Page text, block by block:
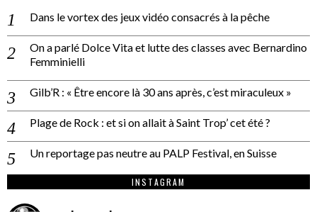
Dans le vortex des jeux vidéo consacrés à la pêche
On a parlé Dolce Vita et lutte des classes avec Bernardino
Femminielli
Gilb’R : « Être encore là 30 ans après, c’est miraculeux »
Plage de Rock : et si on allait à Saint Trop’ cet été ?
Un reportage pas neutre au PALP Festival, en Suisse
INSTAGRAM